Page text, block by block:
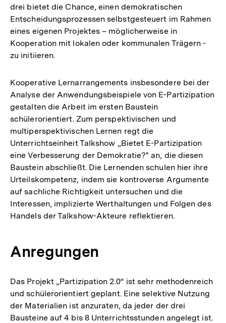
drei bietet die Chance, einen demokratischen
Entscheidungsprozessen selbstgesteuert im Rahmen
eines eigenen Projektes – möglicherweise in
Kooperation mit lokalen oder kommunalen Trägern -
zu initiieren.
Kooperative Lernarrangements insbesondere bei der
Analyse der Anwendungsbeispiele von E-Partizipation
gestalten die Arbeit im ersten Baustein
schülerorientiert. Zum perspektivischen und
multiperspektivischen Lernen regt die
Unterrichtseinheit Talkshow „Bietet E-Partizipation
eine Verbesserung der Demokratie?" an, die diesen
Baustein abschließt. Die Lernenden schulen hier ihre
Urteilskompetenz, indem sie kontroverse Argumente
auf sachliche Richtigkeit untersuchen und die
Interessen, implizierte Werthaltungen und Folgen des
Handels der Talkshow-Akteure reflektieren.
Anregungen
Das Projekt „Partizipation 2.0“ ist sehr methodenreich
und schülerorientiert geplant. Eine selektive Nutzung
der Materialien ist anzuraten, da jeder der drei
Bausteine auf 4 bis 8 Unterrichtsstunden angelegt ist.